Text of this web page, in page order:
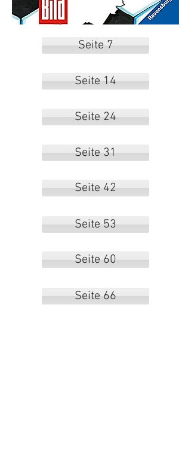
Seite 7
Seite 14
Seite 24
Seite 31
Seite 42
Seite 53
Seite 60
Seite 66